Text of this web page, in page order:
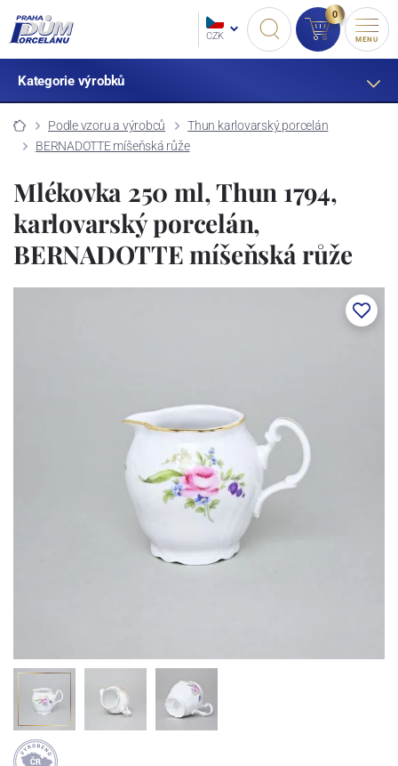
CZK
0
MENU
Kategorie výrobků
Podle vzoru a výrobců
Thun karlovarský porcelán
BERNADOTTE míšeňská růže
Mlékovka 250 ml, Thun 1794,
karlovarský porcelán,
BERNADOTTE míšeňská růže